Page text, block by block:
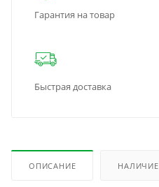
Гарантия на товар
Быстрая доставка
ОПИСАНИЕ НАЛИЧИЕ